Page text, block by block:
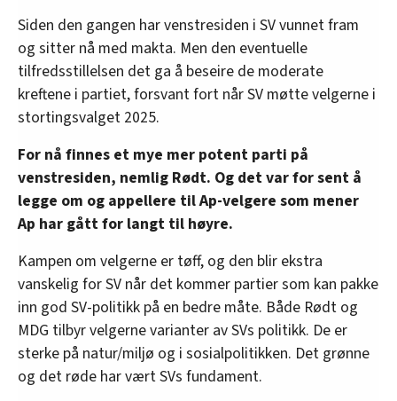
Siden den gangen har venstresiden i SV vunnet fram
og sitter nå med makta. Men den eventuelle
tilfredsstillelsen det ga å beseire de moderate
kreftene i partiet, forsvant fort når SV møtte velgerne i
stortingsvalget 2025.
For nå finnes et mye mer potent parti på
venstresiden, nemlig Rødt. Og det var for sent å
legge om og appellere til Ap-velgere som mener
Ap har gått for langt til høyre.
Kampen om velgerne er tøff, og den blir ekstra
vanskelig for SV når det kommer partier som kan pakke
inn god SV-politikk på en bedre måte. Både Rødt og
MDG tilbyr velgerne varianter av SVs politikk. De er
sterke på natur/miljø og i sosialpolitikken. Det grønne
og det røde har vært SVs fundament.